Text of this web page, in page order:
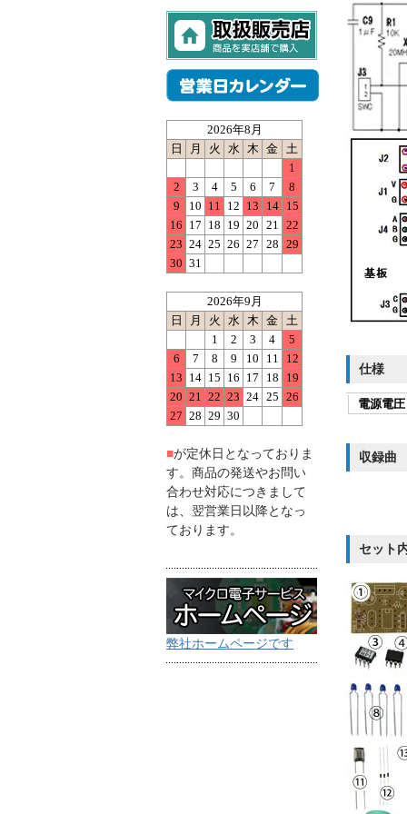
仕様
電源電圧
収録曲
セット
2026年8月
日
月 火 水 木 金 土
1
2
3 4 5 6 7
8
9
10 11 12 13 14
15
16 17 18 19 20 21 22
23 24 25 26 27 28 29
30 31
2026年9月
日
月 火 水 木 金 土
1
2 3 4
5
6
7 8 9 10 11
12
13 14 15 16 17 18
19
20 21 22 23 24 25 26
27 28 29 30
■が定休日となっておりま
す。商品の発送やお問い
合わせ対応につきまして
は、翌営業日以降となっ
ております。
弊社ホームページです